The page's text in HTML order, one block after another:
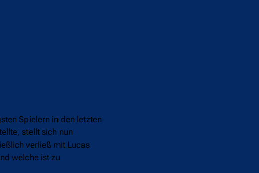
Spielern in den letzten
stellt sich nun
verließ mit Lucas
welche ist zu